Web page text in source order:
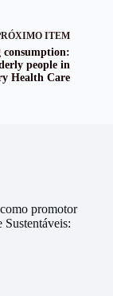
ITEM
people in
Health Care
promotor
Sustentáveis: